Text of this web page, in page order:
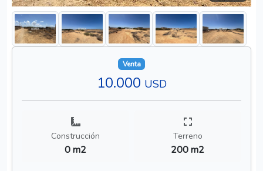
Venta
10.000 USD
Construcción
0 m2
Terreno
200 m2